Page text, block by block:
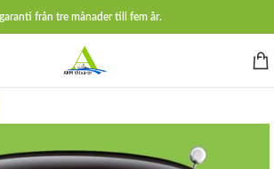
från tre månader till fem år.